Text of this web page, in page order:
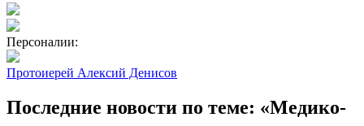
Персоналии:
Протоиерей Алексий Денисов
Последние новости по теме: «Медико-